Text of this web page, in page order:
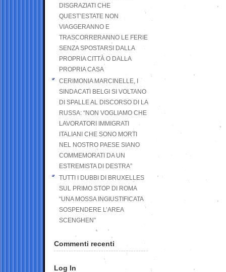
DISGRAZIATI CHE
QUEST’ESTATE NON
VIAGGERANNO E
TRASCORRERANNO LE FERIE
SENZA SPOSTARSI DALLA
PROPRIA CITTÀ O DALLA
PROPRIA CASA
CERIMONIA MARCINELLE, I
SINDACATI BELGI SI VOLTANO
DI SPALLE AL DISCORSO DI LA
RUSSA: “NON VOGLIAMO CHE
LAVORATORI IMMIGRATI
ITALIANI CHE SONO MORTI
NEL NOSTRO PAESE SIANO
COMMEMORATI DA UN
ESTREMISTA DI DESTRA”
TUTTI I DUBBI DI BRUXELLES
SUL PRIMO STOP DI ROMA
“UNA MOSSA INGIUSTIFICATA
SOSPENDERE L’AREA
SCENGHEN”
Commenti recenti
Log In